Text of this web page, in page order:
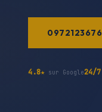
0972123676
4.8★ sur Google24/7